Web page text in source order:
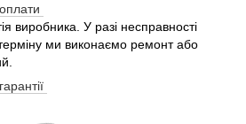
виробника. У разі несправності
ми виконаємо ремонт або